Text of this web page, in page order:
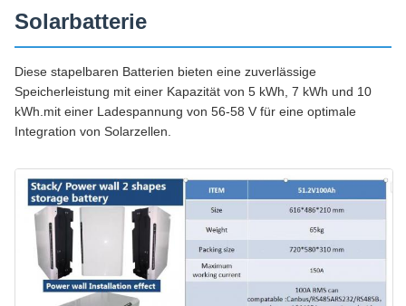
Solarbatterie
Diese stapelbaren Batterien bieten eine zuverlässige
Speicherleistung mit einer Kapazität von 5 kWh, 7 kWh und 10
kWh.mit einer Ladespannung von 56-58 V für eine optimale
Integration von Solarzellen.